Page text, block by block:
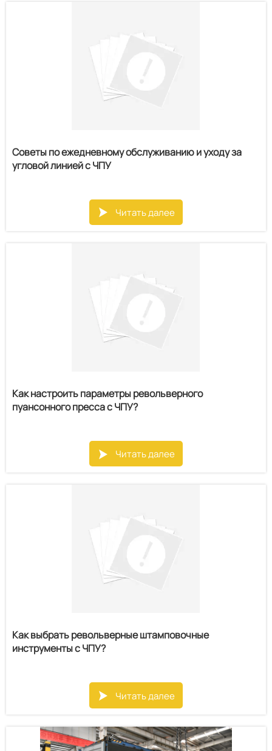
Советы по ежедневному обслуживанию и уходу за
угловой линией с ЧПУ
 Читать далее
Как настроить параметры револьверного
пуансонного пресса с ЧПУ?
 Читать далее
Как выбрать револьверные штамповочные
инструменты с ЧПУ?
 Читать далее